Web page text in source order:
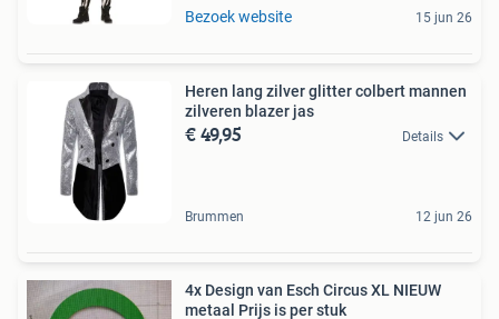
Bezoek website 15 jun 26
Heren lang zilver glitter colbert mannen
zilveren blazer jas
€ 49,95 Details
Brummen 12 jun 26
4x Design van Esch Circus XL NIEUW
metaal Prijs is per stuk